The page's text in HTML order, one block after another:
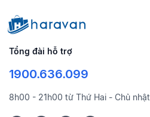
Tổng đài hỗ trợ
1900.636.099
8h00 - 21h00 từ Thứ Hai - Chủ nhật